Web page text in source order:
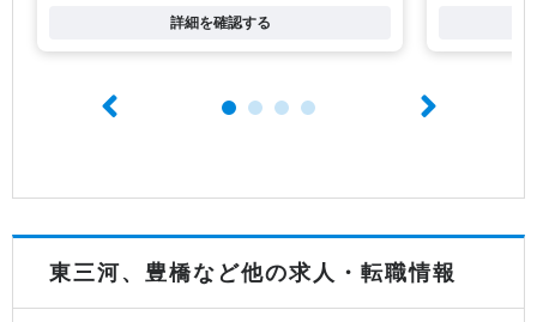
詳細を確認する
東三河、豊橋など他の求人・転職情報